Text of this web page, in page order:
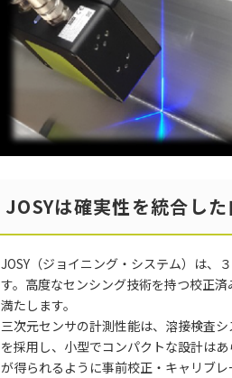
JOSYは確実性を統合し
JOSY（ジョイニング・システム）は、
す。高度なセンシング技術を持つ校正
満たします。
三次元センサの計測性能は、溶接検査
を採用し、小型でコンパクトな設計は
が得られるように事前校正・キャリブ